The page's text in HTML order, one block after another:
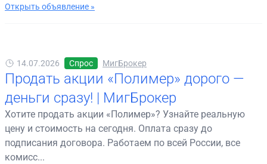
Открыть объявление »
14.07.2026 Спрос МигБрокер
Продать акции «Полимер» дорого —
деньги сразу! | МигБрокер
Хотите продать акции «Полимер»? Узнайте реальную
цену и стоимость на сегодня. Оплата сразу до
подписания договора. Работаем по всей России, все
комисс...